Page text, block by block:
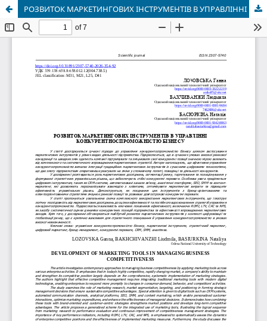
РОЗВИТОК МАРКЕТИНГОВИХ ІНСТРУМЕНТІВ В УПРАВЛІННІ КОНКУРЕНТНОСПРОМОЖНІСТЮ БІЗНЕСУ